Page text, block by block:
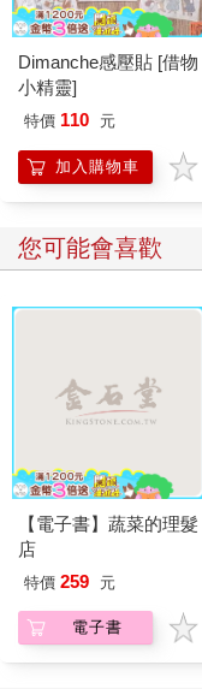
Dimanche感壓貼 [借物
小精靈]
特價 110 元
加入購物車
您可能會喜歡
【電子書】蔬菜的理髮
店
特價 259 元
電子書